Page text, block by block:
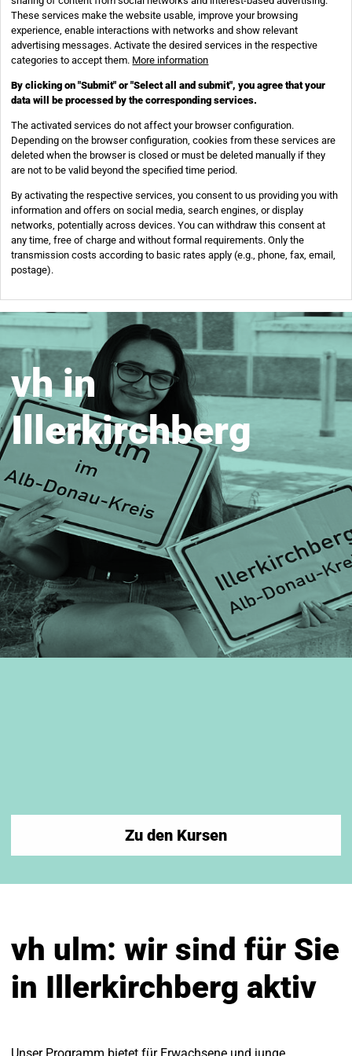
vh in
Illerkirchberg
Zu den Kursen
vh ulm: wir sind für Sie
in Illerkirchberg aktiv